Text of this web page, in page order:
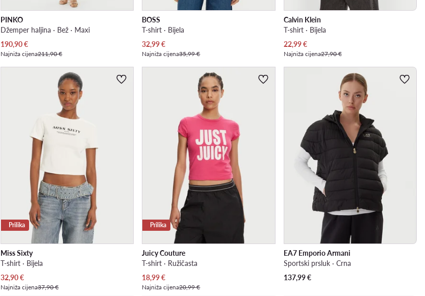
PINKO
Džemper haljina · Bež · Maxi
Trenutna cijena
190,90€
Najniža cijena211,90 €
BOSS
T-shirt · Bijela
Trenutna cijena
32,99€
Najniža cijena35,99 €
Calvin Klein
T-shirt · Bijela
Trenutna cijena
22,99€
Najniža cijena27,90 €
Prilika
Miss Sixty
T-shirt · Bijela
Trenutna cijena
32,90€
Najniža cijena37,90 €
Prilika
Juicy Couture
T-shirt · Ružičasta
Trenutna cijena
18,99€
Najniža cijena20,99 €
EA7 Emporio Armani
Sportski prsluk · Crna
137,99€